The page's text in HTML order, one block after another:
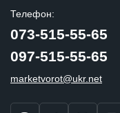
Телефон:
073-515-55-65
097-515-55-65
marketvorot@ukr.net